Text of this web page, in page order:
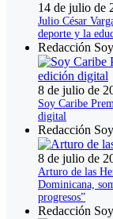
14 de julio de
Julio César
deporte y la
Redacción
8 de julio de
Soy Caribe
digital
Redacción
8 de julio de
Arturo de las
Dominicana,
progresos”
Redacción